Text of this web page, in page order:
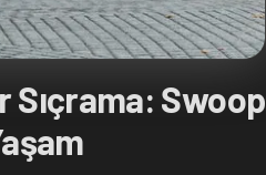
Sıçrama: Swoop